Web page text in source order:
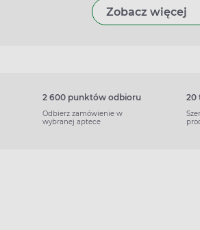
Zobacz więcej
2 600 punktów odbioru
Odbierz zamówienie w
wybranej aptece
20